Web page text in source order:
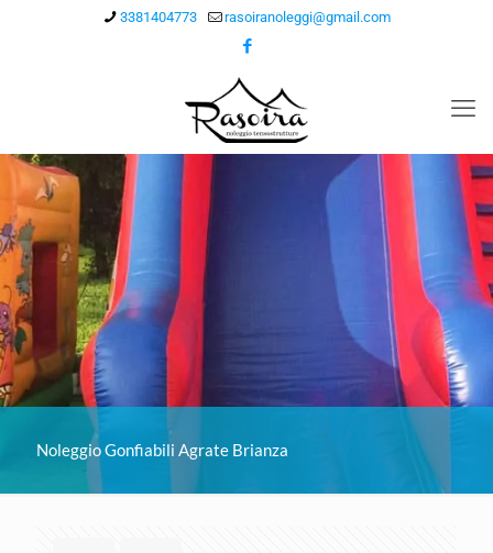
3381404773 rasoiranoleggi@gmail.com
Noleggio Gonfiabili Agrate Brianza